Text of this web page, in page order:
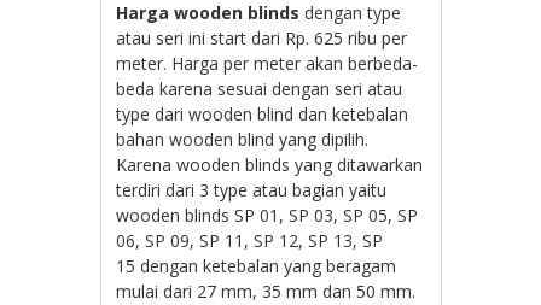
Harga wooden blinds dengan type
atau seri ini start dari Rp. 625 ribu per
meter. Harga per meter akan berbeda-
beda karena sesuai dengan seri atau
type dari wooden blind dan ketebalan
bahan wooden blind yang dipilih.
Karena wooden blinds yang ditawarkan
terdiri dari 3 type atau bagian yaitu
wooden blinds SP 01, SP 03, SP 05, SP
06, SP 09, SP 11, SP 12, SP 13, SP
15 dengan ketebalan yang beragam
mulai dari 27 mm, 35 mm dan 50 mm.